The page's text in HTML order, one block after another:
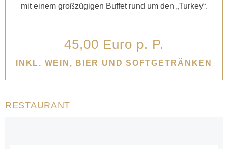
mit einem großzügigen Buffet rund um den „Turkey“.
45,00 Euro p. P.
INKL. WEIN, BIER UND SOFTGETRÄNKEN
RESTAURANT